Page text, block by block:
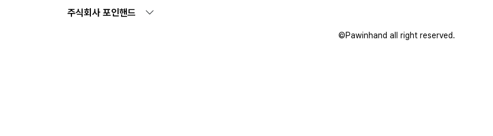
주식회사 포인핸드
©Pawinhand all right reserved.